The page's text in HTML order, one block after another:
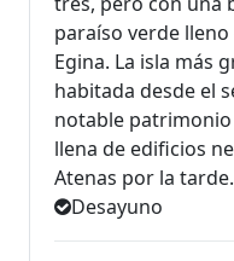
paraíso verde
Egina. La isla más
habitada desde el
notable
llena de edificios
Atenas por la
Desayuno